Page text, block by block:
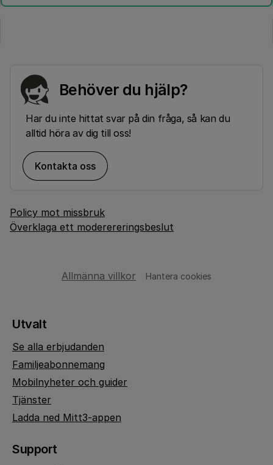
Behöver du hjälp?
Har du inte hittat svar på din fråga, så kan du
alltid höra av dig till oss!
Kontakta oss
Policy mot missbruk
Överklaga ett moderereringsbeslut
Allmänna villkor Hantera cookies
Utvalt
Se alla erbjudanden
Familjeabonnemang
Mobilnyheter och guider
Tjänster
Ladda ned Mitt3-appen
Support